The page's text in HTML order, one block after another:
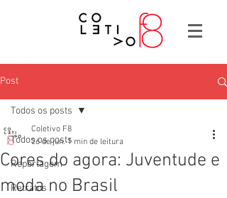
Post
Todos os posts
Reportagem
Retratos
Todos os posts
Cores do agora: Juventude e
moda no Brasil
Coletivo F8
26 de jun. 1 min de leitura